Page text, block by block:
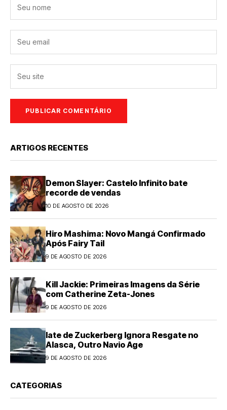
ARTIGOS RECENTES
Demon Slayer: Castelo Infinito bate
recorde de vendas
10 DE AGOSTO DE 2026
Hiro Mashima: Novo Mangá Confirmado
Após Fairy Tail
9 DE AGOSTO DE 2026
Kill Jackie: Primeiras Imagens da Série
com Catherine Zeta-Jones
9 DE AGOSTO DE 2026
Iate de Zuckerberg Ignora Resgate no
Alasca, Outro Navio Age
9 DE AGOSTO DE 2026
CATEGORIAS